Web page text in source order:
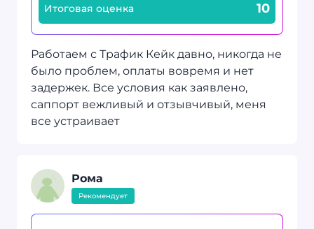
Итоговая оценка 10
Работаем с Трафик Кейк давно, никогда не
было проблем, оплаты вовремя и нет
задержек. Все условия как заявлено,
саппорт вежливый и отзывчивый, меня
все устраивает
Рома
Рекомендует